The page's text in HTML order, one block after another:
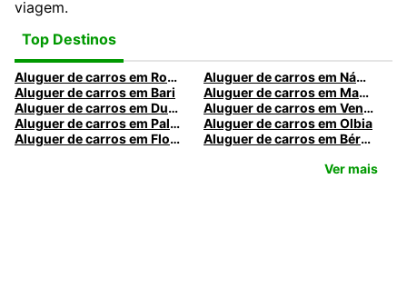
viagem.
Top Destinos
Aluguer de carros em Roma
Aluguer de carros em Nápoles
Aluguer de carros em Bari
Aluguer de carros em Madrid
Aluguer de carros em Dublin
Aluguer de carros em Veneza
Aluguer de carros em Palermo
Aluguer de carros em Olbia
Aluguer de carros em Florença
Aluguer de carros em Bérgamo
Ver mais